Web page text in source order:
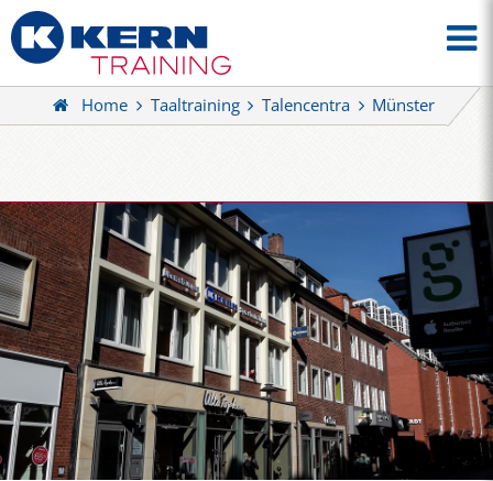
Home Taaltraining Talencentra Münster